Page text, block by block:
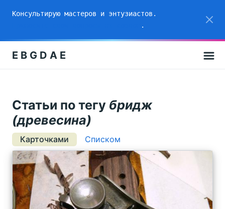
Консультирую мастеров и энтузиастов.
.
E B G D A E
Cтатьи по тегу бридж
(древесина)
Карточками Списком